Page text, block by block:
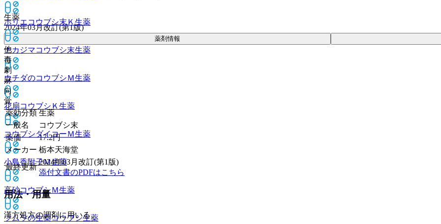
ホリエコウブシ末Ｋ生薬
ナカジマコウブシ末生薬
ウチダのコウブシＭ生薬
花扇コウブシＫ 生薬
コウブシダイコーＭ生薬
小島香附子Ｍ生薬
高砂コウブシＭ生薬
ツムラの生薬コウブシ生薬
生薬
2024年03月改訂(第1版)
薬剤情報
他
毒
劇
麻
向
覚
薬効分類 生薬
一般名
コウブシ末
薬価
17.2円
メーカー 栃本天海堂
最終更新
2024年03月改訂(第1版)
添付文書のPDFはこちら
用法・用量
漢方処方の調剤に用いる。